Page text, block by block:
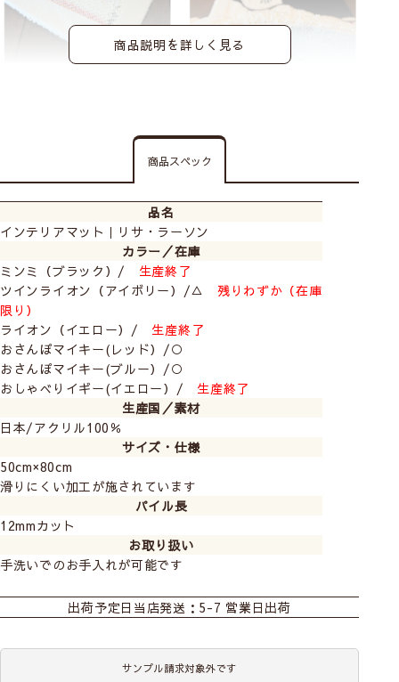
たちを思わず撫でてしまいたくなるような一品です。
されているので、玄関やキッチンなどどこでもマルチに
お使いいただけます。
商品一覧
ミンミ(ブラック)
ライオン(イエロー)
おさんぽマイキー(レッド）
商品説明を詳しく見る
商品スペック
品名
インテリアマット｜リサ・ラーソン
カラー／在庫
ミンミ（ブラック）/ 生産終了
ツインライオン（アイボリー）/△ 残りわずか（在庫
限り）
ライオン（イエロー）/ 生産終了
おさんぽマイキー(レッド）/○
おさんぽマイキー(ブルー）/○
おしゃべりイギー(イエロー）/ 生産終了
生産国／素材
日本/アクリル100％
サイズ・仕様
50cm×80cm
滑りにくい加工が施されています
パイル長
12mmカット
お取り扱い
手洗いでのお手入れが可能です
出荷予定日 当店発送：5-7 営業日出荷
サンプル請求対象外です